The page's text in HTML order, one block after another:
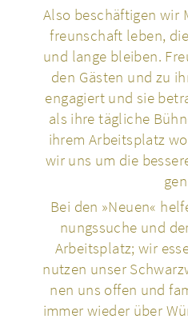
Also beschäf­ti­gen wir
freun­schaft leben,
und lange bleiben.
den Gästen und zu
enga­giert und sie
als ihre täg­li­che
ihrem Arbeits­platz
wir uns um die
Bei den »Neuen«
nungs­su­che und
Arbeits­platz; wir
nutzen unser
nen uns offen und
immer wieder über